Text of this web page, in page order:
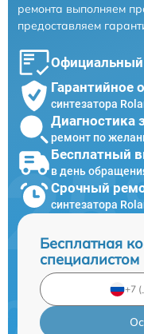
ремонта выполняем
предоставляем
Официальный
Гарантийное
синтезатора
Диагностика
ремонт по
Бесплатный
в день
Срочный
синтезатора
Бесплатная
специалистом